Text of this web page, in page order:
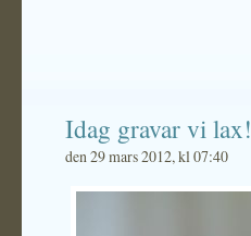
Idag gravar vi lax!
den 29 mars 2012, kl 07:40